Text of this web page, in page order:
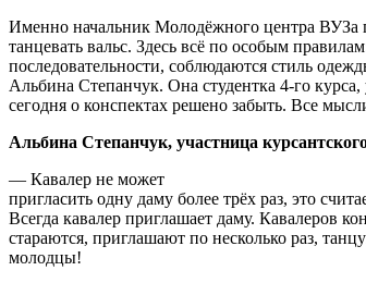
Именно начальник Молодёжного центра ВУЗа
танцевать вальс. Здесь всё по особым
последовательности, соблюдаются стиль
Альбина Степанчук. Она студентка 4-го
сегодня о конспектах решено забыть. Все
Альбина Степанчук, участница
— Кавалер не может
пригласить одну даму более трёх раз, это
Всегда кавалер приглашает даму. Кавалеров
стараются, приглашают по несколько раз,
молодцы!